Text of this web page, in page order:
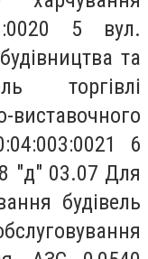
5 вул.
та
торгівлі
6
"д" 03.07 Для
будівель